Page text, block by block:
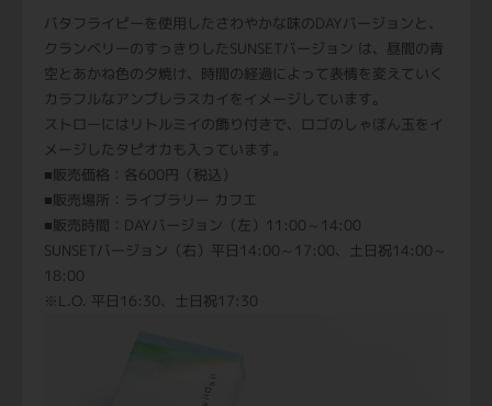
バタフライピーを使用したさわやかな味のDAYバージョンと、
クランベリーのすっきりしたSUNSETバージョン は、昼間の青
空とあかね色の夕焼け、時間の経過によって表情を変えていく
カラフルなアンブレラスカイをイメージしています。
ストローにはリトルミイの飾り付きで、ロゴのしゃぼん玉をイ
メージしたタピオカも入っています。
■販売価格：各600円（税込）
■販売場所：ライブラリー カフエ
■販売時間：DAYバージョン（左）11:00～14:00
SUNSETバージョン（右）平日14:00～17:00、土日祝14:00～
18:00
※L.O. 平日16:30、士日祝17:30